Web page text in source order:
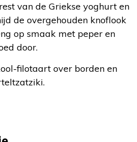
van de Griekse yoghurt en
de overgehouden knoflook
op smaak met peper en
door.
filotaart over borden en